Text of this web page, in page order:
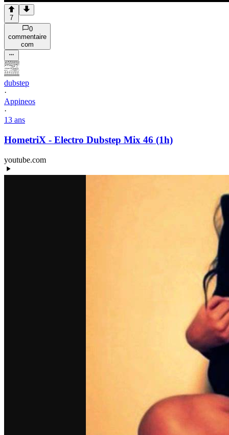
7
0
commentaire
com
dubstep
·
Appineos
·
13 ans
HometriX - Electro Dubstep Mix 46 (1h)
youtube.com